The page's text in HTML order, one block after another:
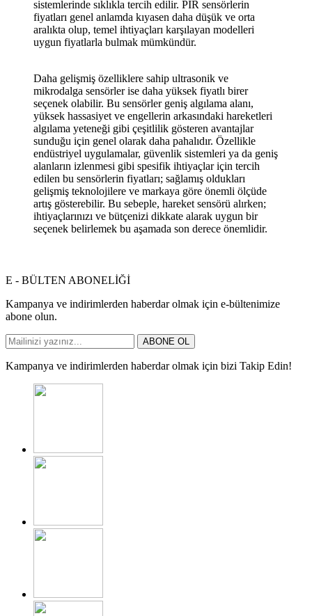
sistemlerinde sıklıkla tercih edilir. PIR sensörlerin
fiyatları genel anlamda kıyasen daha düşük ve orta
aralıkta olup, temel ihtiyaçları karşılayan modelleri
uygun fiyatlarla bulmak mümkündür.
Daha gelişmiş özelliklere sahip ultrasonik ve
mikrodalga sensörler ise daha yüksek fiyatlı birer
seçenek olabilir. Bu sensörler geniş algılama alanı,
yüksek hassasiyet ve engellerin arkasındaki hareketleri
algılama yeteneği gibi çeşitlilik gösteren avantajlar
sunduğu için genel olarak daha pahalıdır. Özellikle
endüstriyel uygulamalar, güvenlik sistemleri ya da geniş
alanların izlenmesi gibi spesifik ihtiyaçlar için tercih
edilen bu sensörlerin fiyatları; sağlamış oldukları
gelişmiş teknolojilere ve markaya göre önemli ölçüde
artış gösterebilir. Bu sebeple, hareket sensörü alırken;
ihtiyaçlarınızı ve bütçenizi dikkate alarak uygun bir
seçenek belirlemek bu aşamada son derece önemlidir.
E - BÜLTEN ABONELİĞİ
Kampanya ve indirimlerden haberdar olmak için e-bültenimize
abone olun.
ABONE OL
Kampanya ve indirimlerden haberdar olmak için bizi Takip Edin!